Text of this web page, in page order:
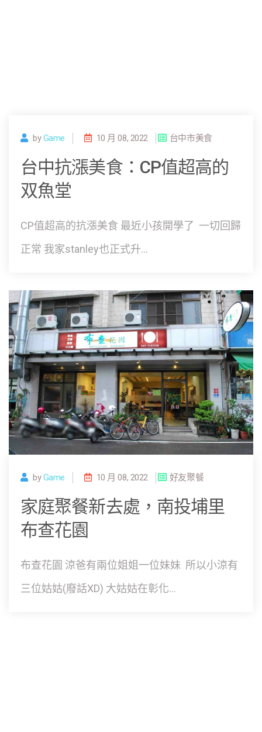
byGame 10 月 08, 2022 台中市美食
台中抗漲美食：CP值超高的
双魚堂
CP值超高的抗漲美食 最近小孩開學了 一切回歸
正常 我家stanley也正式升...
byGame 10 月 08, 2022 好友聚餐
家庭聚餐新去處，南投埔里
布查花園
布查花園 涼爸有兩位姐姐一位妹妹 所以小涼有
三位姑姑(廢話XD) 大姑姑在彰化...